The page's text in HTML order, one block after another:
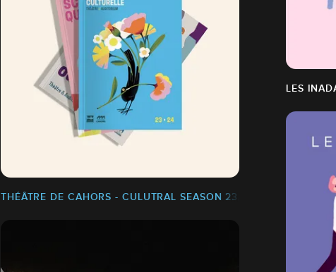
LES
THÉÂTRE DE CAHORS - CULUTRAL SEASON 23/24